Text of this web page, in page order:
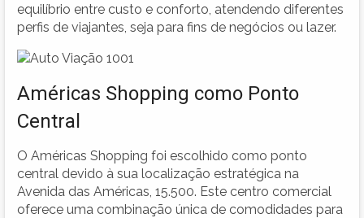
equilíbrio entre custo e conforto, atendendo diferentes
perfis de viajantes, seja para fins de negócios ou lazer.
Américas Shopping como Ponto
Central
O Américas Shopping foi escolhido como ponto
central devido à sua localização estratégica na
Avenida das Américas, 15.500. Este centro comercial
oferece uma combinação única de comodidades para